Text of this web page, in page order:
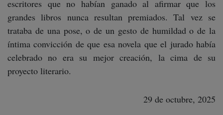
escritores que no habían ganado al afirmar que los
grandes libros nunca resultan premiados. Tal vez se
trataba de una pose, o de un gesto de humildad o de la
íntima convicción de que esa novela que el jurado había
celebrado no era su mejor creación, la cima de su
proyecto literario.
29 de octubre, 2025